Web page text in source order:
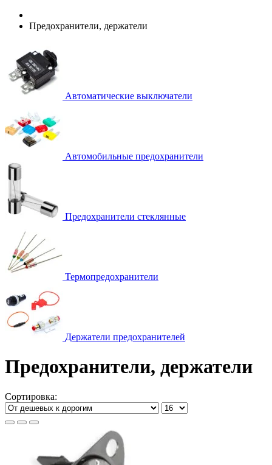
Предохранители, держатели
Автоматические выключатели
Автомобильные предохранители
Предохранители стеклянные
Термопредохранители
Держатели предохранителей
Предохранители, держатели
Сортировка: